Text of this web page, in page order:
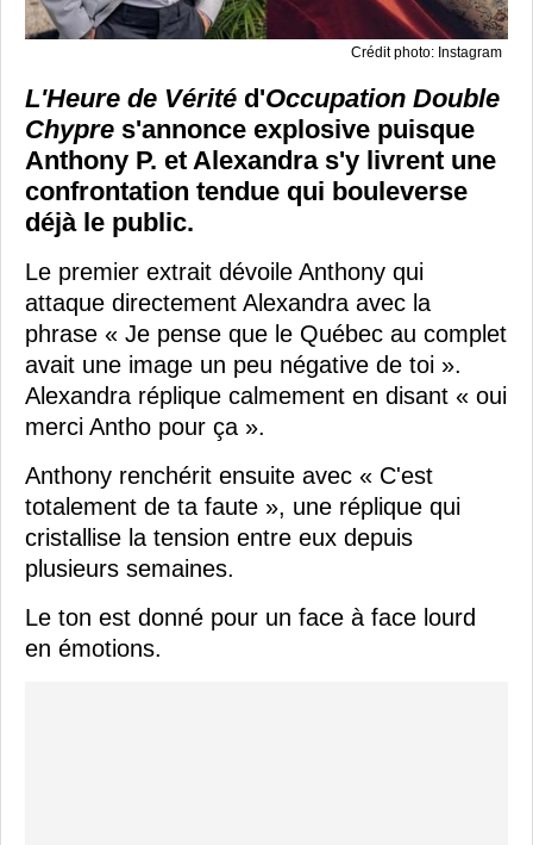
Crédit photo: Instagram
L'Heure de Vérité d'Occupation Double
Chypre s'annonce explosive puisque
Anthony P. et Alexandra s'y livrent une
confrontation tendue qui bouleverse
déjà le public.
Le premier extrait dévoile Anthony qui
attaque directement Alexandra avec la
phrase « Je pense que le Québec au complet
avait une image un peu négative de toi ».
Alexandra réplique calmement en disant « oui
merci Antho pour ça ».
Anthony renchérit ensuite avec « C'est
totalement de ta faute », une réplique qui
cristallise la tension entre eux depuis
plusieurs semaines.
Le ton est donné pour un face à face lourd
en émotions.